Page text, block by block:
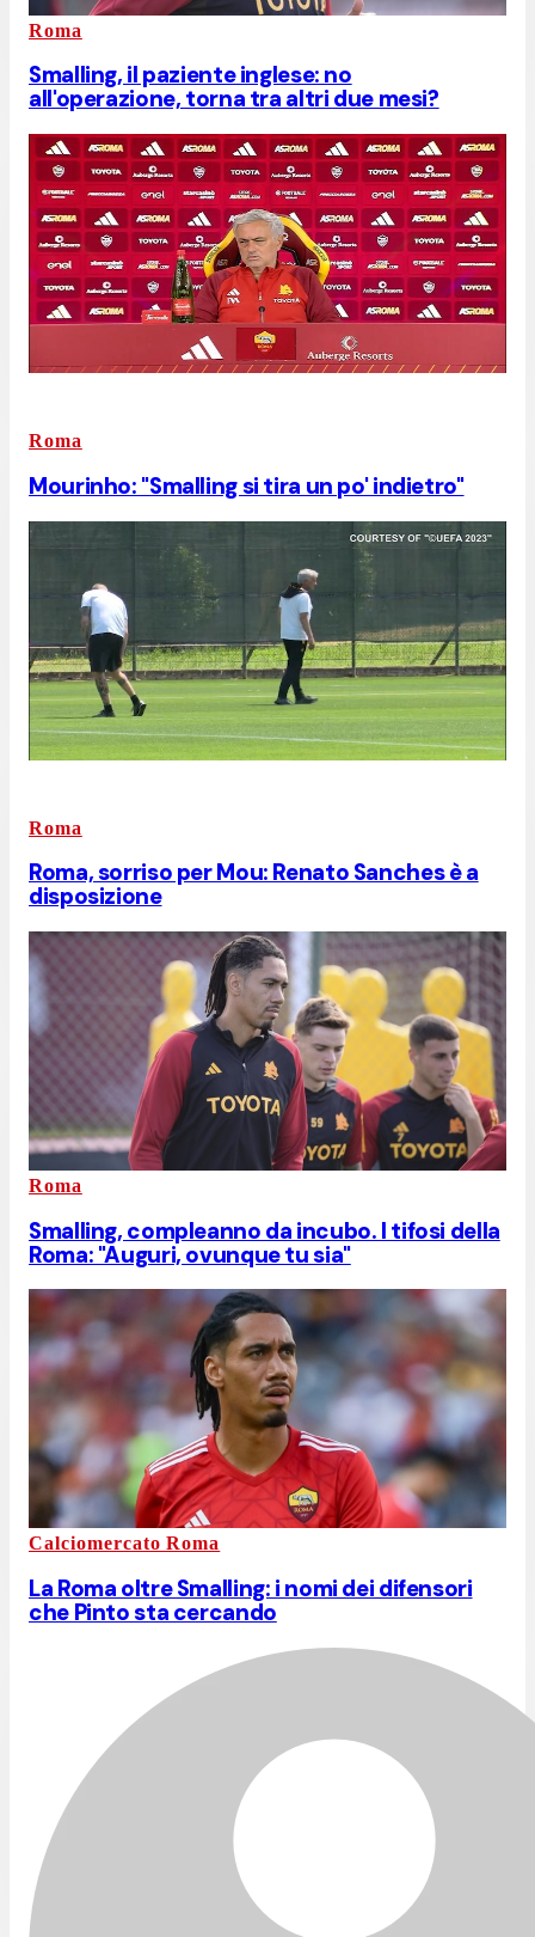
Roma
Smalling, il paziente inglese: no
all'operazione, torna tra altri due mesi?
Roma
Mourinho: "Smalling si tira un po' indietro"
Roma
Roma, sorriso per Mou: Renato Sanches è a
disposizione
Roma
Smalling, compleanno da incubo. I tifosi della
Roma: "Auguri, ovunque tu sia"
Calciomercato Roma
La Roma oltre Smalling: i nomi dei difensori
che Pinto sta cercando